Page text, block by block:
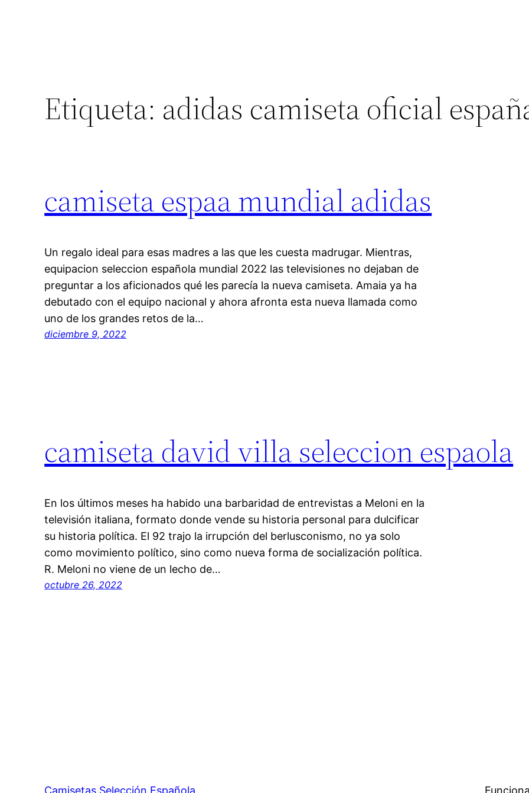
Etiqueta: adidas camiseta oficial
camiseta espaa mundial adidas
Un regalo ideal para esas madres a las que les cuesta madrugar. Mientras,
equipacion seleccion española mundial 2022 las televisiones no dejaban de
preguntar a los aficionados qué les parecía la nueva camiseta. Amaia ya ha
debutado con el equipo nacional y ahora afronta esta nueva llamada como
uno de los grandes retos de la…
diciembre 9, 2022
camiseta david villa seleccion espaola
En los últimos meses ha habido una barbaridad de entrevistas a Meloni en la
televisión italiana, formato donde vende su historia personal para dulcificar
su historia política. El 92 trajo la irrupción del berlusconismo, no ya solo
como movimiento político, sino como nueva forma de socialización política.
R. Meloni no viene de un lecho de…
octubre 26, 2022